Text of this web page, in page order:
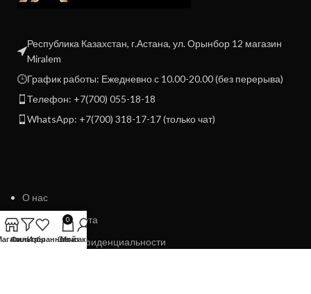
Республика Казахстан, г.Астана, ул. Орынбор 12 магазин
Miralem
График работы: Ежедневно с 10.00-20.00 (без перерыва)
Телефон: +7(700) 055-18-18
WhatsApp: +7(700) 318-17-17 (только чат)
О нас
Договор Оферта
Политика конфиденциальности
ФильтрыИзбранное
0
Заказ
Мой аккаунт